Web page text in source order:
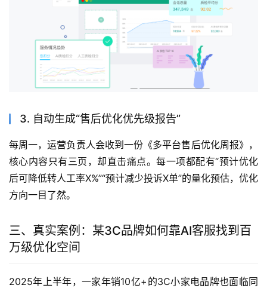
3. 自动生成“售后优化优先级报告”
每周一，运营负责人会收到一份《多平台售后优化周报》，
核心内容只有三页，却直击痛点。每一项都配有“预计优化
后可降低转人工率X%”“预计减少投诉X单”的量化预估，优化
方向一目了然。
三、真实案例：某3C品牌如何靠AI客服找到百
万级优化空间
2025年上半年，一家年销10亿+的3C小家电品牌也面临同